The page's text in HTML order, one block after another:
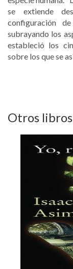
se extiende
configuración
subrayando los
estableció los
sobre los que se
Otros